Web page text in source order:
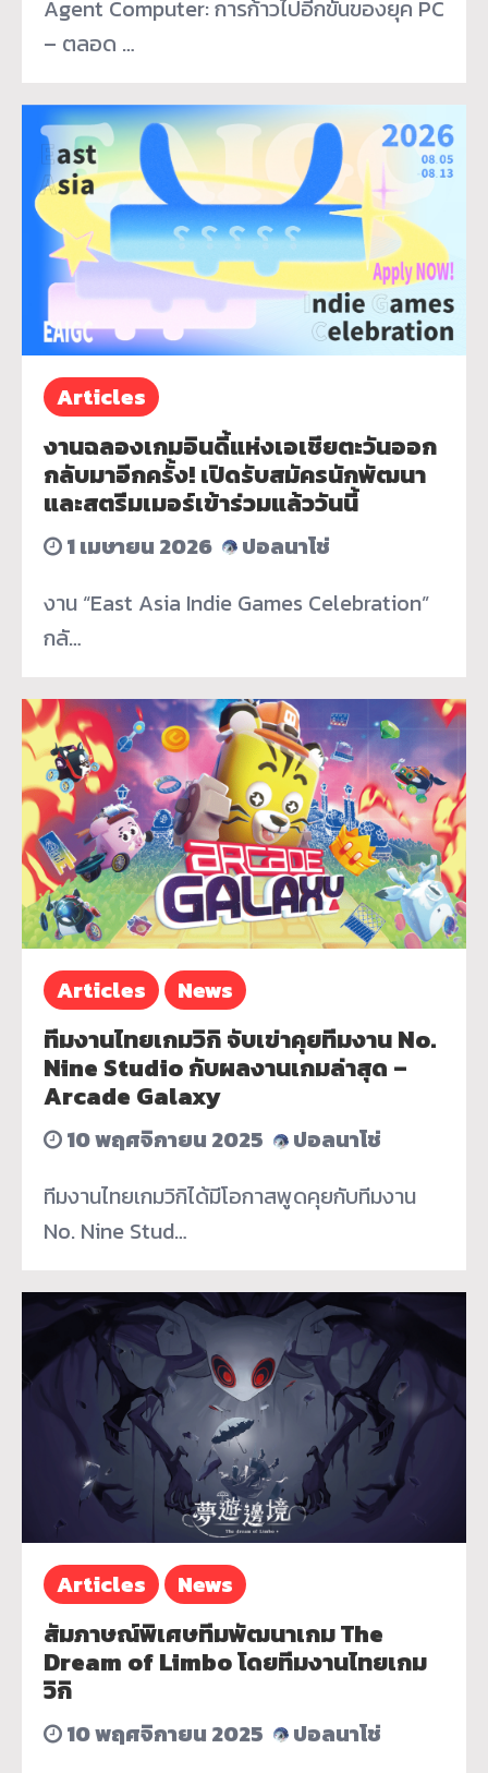
Agent Computer: การก้าวไปอีกขั้นของยุค PC
– ตลอด …
Articles
งานฉลองเกมอินดี้แห่งเอเชียตะวันออก
กลับมาอีกครั้ง! เปิดรับสมัครนักพัฒนา
และสตรีมเมอร์เข้าร่วมแล้ววันนี้
1 เมษายน 2026
ปอลนาโช่
งาน “East Asia Indie Games Celebration”
กลั…
Articles News
ทีมงานไทยเกมวิกิ จับเข่าคุยทีมงาน No.
Nine Studio กับผลงานเกมล่าสุด –
Arcade Galaxy
10 พฤศจิกายน 2025
ปอลนาโช่
ทีมงานไทยเกมวิกิได้มีโอกาสพูดคุยกับทีมงาน
No. Nine Stud…
Articles News
สัมภาษณ์พิเศษทีมพัฒนาเกม The
Dream of Limbo โดยทีมงานไทยเกม
วิกิ
10 พฤศจิกายน 2025
ปอลนาโช่